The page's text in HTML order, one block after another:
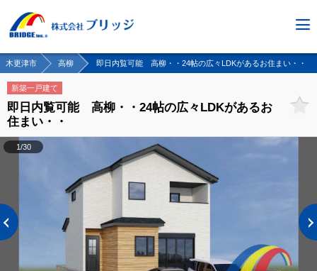
木更津市 高柳 即日内覧可能 高柳・・24帖の広々LDKがあるお住まい・・
新築一戸建て
即日内覧可能 高柳・・24帖の広々LDKがあるお
住まい・・
1/30